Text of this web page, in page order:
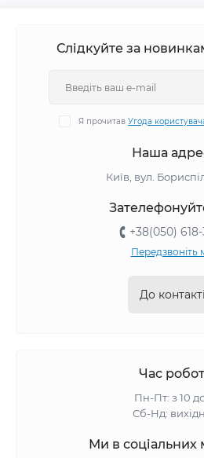
Слідкуйте за
Я прочитав Угода
Наша
Київ, вул.
+38(050)
Передзвоніть
До
Час
Пн-Пт: з 10
Сб-Нд:
Ми в соціальних